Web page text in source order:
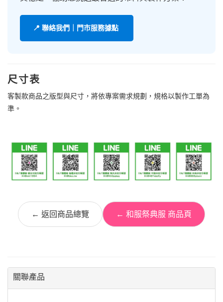
📍 聯絡我們｜門市服務據點
尺寸表
客製款商品之版型與尺寸，將依專案需求規劃，規格以製作工單為
準。
← 返回商品總覽 ← 和服祭典服 商品頁
關聯產品